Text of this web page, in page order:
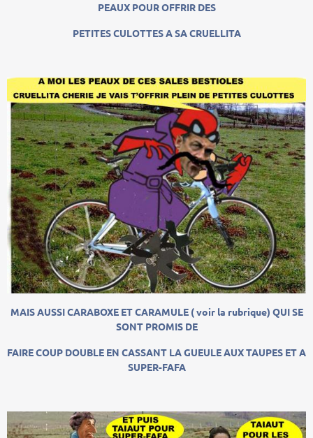
PEAUX POUR OFFRIR DES
PETITES CULOTTES A SA CRUELLITA
MAIS AUSSI CARABOXE ET CARAMULE ( voir la rubrique) QUI SE
SONT PROMIS DE
FAIRE COUP DOUBLE EN CASSANT LA GUEULE AUX TAUPES ET A
SUPER-FAFA